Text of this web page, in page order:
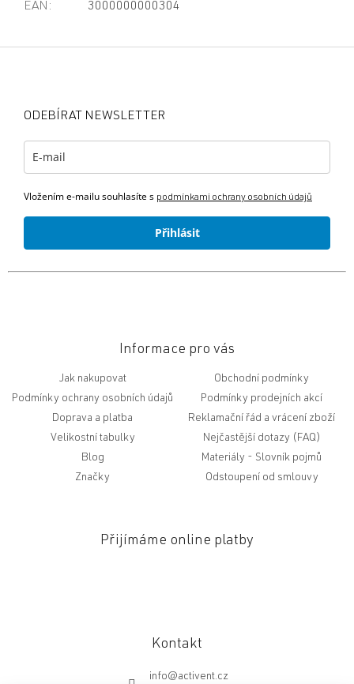
EAN : 3000000000304
ODEBÍRAT NEWSLETTER
Vložením e-mailu souhlasíte s podmínkami ochrany osobních údajů
Přihlásit
Informace pro vás
Jak nakupovat
Obchodní podmínky
Podmínky ochrany osobních údajů
Podmínky prodejních akcí
Doprava a platba
Reklamační řád a vrácení zboží
Velikostní tabulky
Nejčastější dotazy (FAQ)
Blog
Slovník pojmů
Značky
Odstoupení od smlouvy
Přijímáme online platby
Kontakt
info@activent.cz